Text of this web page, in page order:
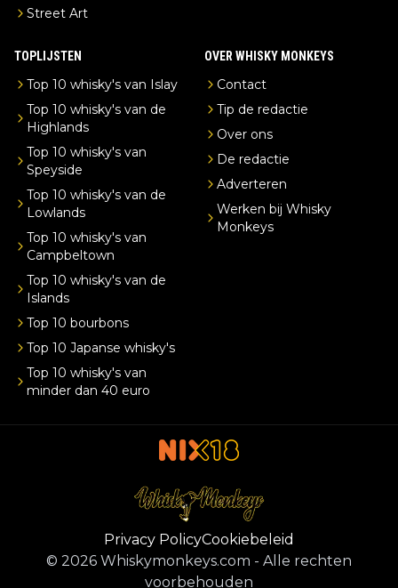
Street Art
TOPLIJSTEN
Top 10 whisky's van Islay
Top 10 whisky's van de
Highlands
Top 10 whisky's van
Speyside
Top 10 whisky's van de
Lowlands
Top 10 whisky's van
Campbeltown
Top 10 whisky's van de
Islands
Top 10 bourbons
Top 10 Japanse whisky's
Top 10 whisky's van
minder dan 40 euro
OVER WHISKY MONKEYS
Contact
Tip de redactie
Over ons
De redactie
Adverteren
Werken bij Whisky
Monkeys
Privacy PolicyCookiebeleid
© 2026 Whiskymonkeys.com - Alle rechten
voorbehouden